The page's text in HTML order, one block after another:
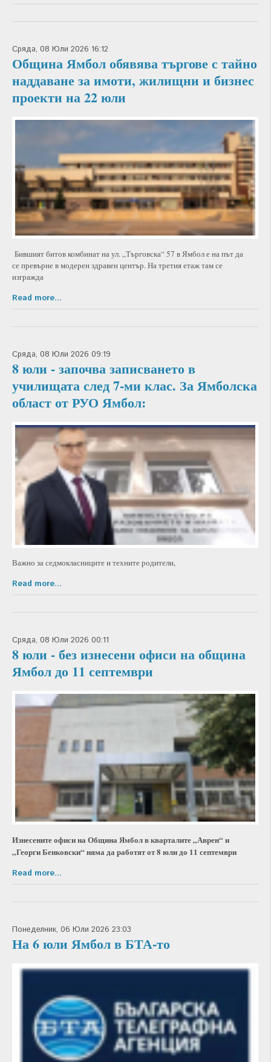
Сряда, 08 Юли 2026 16:12
Община Ямбол обявява търгове с тайно
наддаване за имоти, жилищни и бизнес
проекти на 22 юли
Бившият битов комбинат на ул. „Търговска“ 57 в Ямбол е на път да
се превърне в модерен здравен център. На третия етаж там се
изгражда
Read more...
Сряда, 08 Юли 2026 09:19
8 юли - започва записването в
училищата след 7-ми клас. За Ямболска
област от РУО Ямбол:
Важно за седмокласниците и техните родители,
Read more...
Сряда, 08 Юли 2026 00:11
8 юли - без изнесени офиси на община
Ямбол до 11 септември
Изнесените офиси на Община Ямбол в кварталите „Аврен“ и
„Георги Бенковски“ няма да работят от 8 юли до 11 септември
Read more...
Понеделник, 06 Юли 2026 23:03
На 6 юли Ямбол в БТА-то